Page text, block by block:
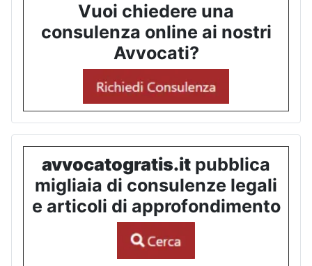
Vuoi chiedere una
consulenza online ai nostri
Avvocati?
avvocatogratis.it pubblica
migliaia di consulenze legali
e articoli di approfondimento